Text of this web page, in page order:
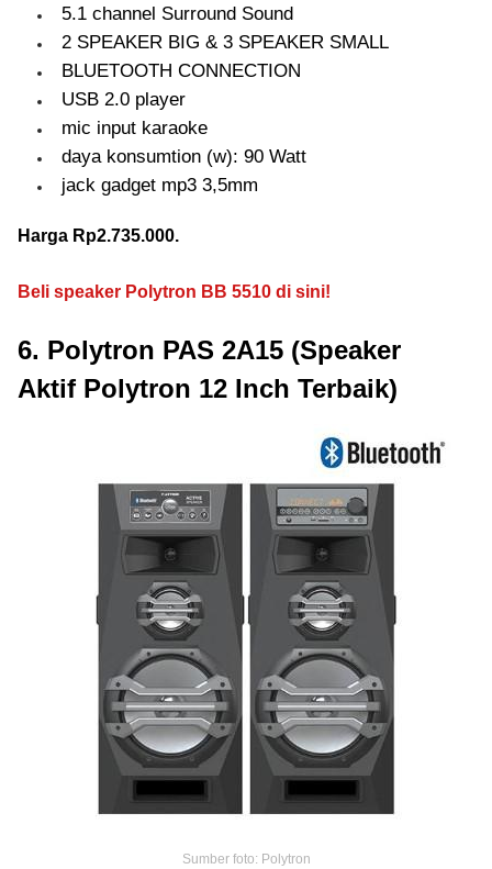
5.1 channel Surround Sound
2 SPEAKER BIG & 3 SPEAKER SMALL
BLUETOOTH CONNECTION
USB 2.0 player
mic input karaoke
daya konsumtion (w): 90 Watt
jack gadget mp3 3,5mm
Harga Rp2.735.000.
Beli speaker Polytron BB 5510 di sini!
6. Polytron PAS 2A15 (Speaker
Aktif Polytron 12 Inch Terbaik)
Sumber foto: Polytron